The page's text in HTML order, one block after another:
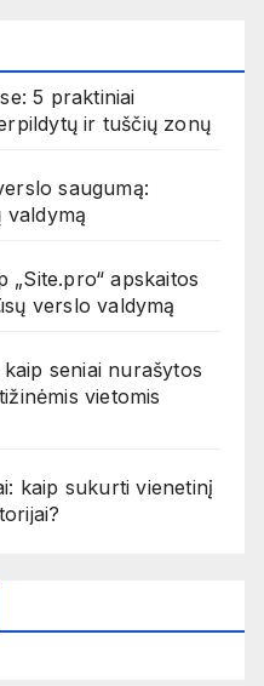
5 praktiniai
ir tuščių zonų
saugumą:
valdymą
„Site.pro“ apskaitos
verslo valdymą
seniai nurašytos
vietomis
kaip sukurti vienetinį